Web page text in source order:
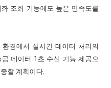
조회 기능에도 높은 만족도를
경에서 실시간 데이터 처리의
데이터 1초 수신 기능 제공으
할 계획이다.